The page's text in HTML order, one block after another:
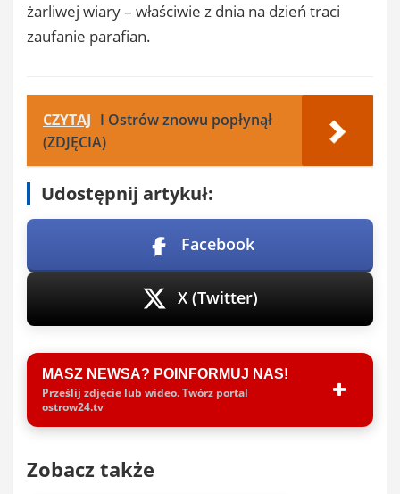
żarliwej wiary – właściwie z dnia na dzień traci
zaufanie parafian.
CZYTAJ I Ostrów znowu popłynął
(ZDJĘCIA)
Udostępnij artykuł:
Facebook
X (Twitter)
MASZ NEWSA? POINFORMUJ NAS!
Prześlij zdjęcie lub wideo. Twórz portal
ostrow24.tv
Zobacz także